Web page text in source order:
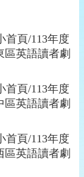
頁/113年度
區英語讀者劇
頁/113年度
區英語讀者劇
頁/113年度
區英語讀者劇